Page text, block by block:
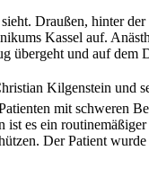
Draußen, hinter
Kassel auf.
übergeht und auf dem
Kilgenstein und
mit schweren
es ein
Der Patient